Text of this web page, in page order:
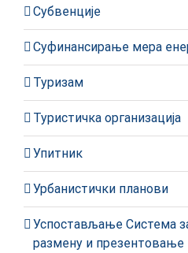
Субвенције
Суфинансирање мера
Туризам
Туристичка организација
Упитник
Урбанистички планови
Успостављање Система
размену и презентовање